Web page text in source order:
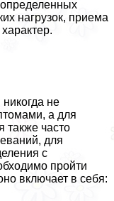
определенных
нагрузок, приема
не
а для
также часто
для
с
пройти
включает в себя: